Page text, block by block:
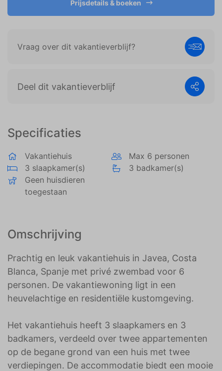
Specificaties
Vakantiehuis
Max 6 personen
3 slaapkamer(s)
3 badkamer(s)
Geen huisdieren
toegestaan
Omschrijving
Prachtig en leuk vakantiehuis in Javea, Costa
Blanca, Spanje met privé zwembad voor 6
personen. De vakantiewoning ligt in een
heuvelachtige en residentiële kustomgeving.
Het vakantiehuis heeft 3 slaapkamers en 3
badkamers, verdeeld over twee appartementen
op de begane grond van een huis met twee
verdiepingen. De accommodatie biedt een mooie
Prijsdetails & boeken
Vraag over dit vakantieverblijf?
Deel dit vakantieverblijf
weergeven die zijn afgestemd op en relevant zijn